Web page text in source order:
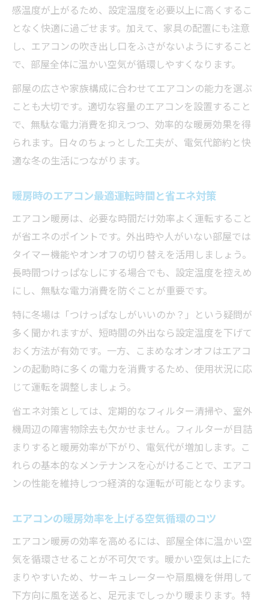
暖房効率を高めるエアコンの使い方とは
エアコン暖房効率を意識した使い方の極意
サーキュレーター併用でエアコン暖房効果
アップ
エアコン暖房効率比較で見える省エネの工
夫
エアコン暖房風向きや設定温度のポイント
効率的なエアコン暖房運転のタイミングと
は
エアコン暖房の電気代を抑える省エネ運転
法
エアコン暖房省エネに効果的な設定と使い
方
サーキュレーター併用でエアコン暖房省エ
エアコンのタイマー機能で電力消費を削減
エアコン暖房の省エネ化に役立つ運転工夫
サーキュレーターと併用するエアコン暖房の効
果
果
サーキュレーターでエアコン暖房効率を底
上げ
エアコン暖房時のサーキュレーター設置法
ター活用
エアコン暖房風向きとサーキュレーターの
関係性
エアコン暖房が効かない原因とその対策方法
エアコン暖房効かない原因を徹底チェック
感温度が上がるため、設定温度を必要以上に高くするこ
となく快適に過ごせます。加えて、家具の配置にも注意
し、エアコンの吹き出し口をふさがないようにすること
で、部屋全体に温かい空気が循環しやすくなります。
部屋の広さや家族構成に合わせてエアコンの能力を選ぶ
ことも大切です。適切な容量のエアコンを設置すること
で、無駄な電力消費を抑えつつ、効率的な暖房効果を得
られます。日々のちょっとした工夫が、電気代節約と快
適な冬の生活につながります。
暖房時のエアコン最適運転時間と省エネ対策
エアコン暖房は、必要な時間だけ効率よく運転すること
が省エネのポイントです。外出時や人がいない部屋では
タイマー機能やオンオフの切り替えを活用しましょう。
長時間つけっぱなしにする場合でも、設定温度を控えめ
にし、無駄な電力消費を防ぐことが重要です。
特に冬場は「つけっぱなしがいいのか？」という疑問が
多く聞かれますが、短時間の外出なら設定温度を下げて
おく方法が有効です。一方、こまめなオンオフはエアコ
ンの起動時に多くの電力を消費するため、使用状況に応
じて運転を調整しましょう。
省エネ対策としては、定期的なフィルター清掃や、室外
機周辺の障害物除去も欠かせません。フィルターが目詰
まりすると暖房効率が下がり、電気代が増加します。こ
れらの基本的なメンテナンスを心がけることで、エアコ
ンの性能を維持しつつ経済的な運転が可能となります。
エアコンの暖房効率を上げる空気循環のコツ
エアコン暖房の効率を高めるには、部屋全体に温かい空
気を循環させることが不可欠です。暖かい空気は上にた
まりやすいため、サーキュレーターや扇風機を併用して
下方向に風を送ると、足元までしっかり暖まります。特